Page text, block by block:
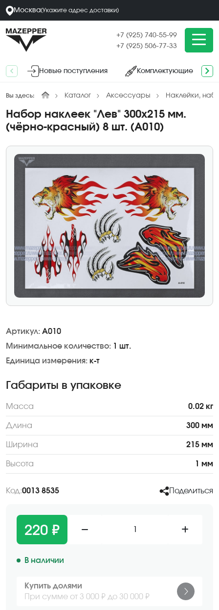
Москва(Укажите адрес доставки)
+7 (925) 740-55-99
+7 (925) 506-77-33
Новые поступления Комплектующие
Вы здесь: Каталог Аксессуары Наклейки,
Набор наклеек "Лев" 300х215 мм.
(чёрно-красный) 8 шт. (А010)
Артикул: А010
Минимальное количество: 1 шт.
Единица измерения: к-т
Габариты в упаковке
Масса 0.02 кг
Длина 300 мм
Ширина 215 мм
Высота 1 мм
Код:0013 8535 Поделиться
220 ₽
В наличии
Купить долями
При сумме от 3 000 ₽ до 30 000 ₽